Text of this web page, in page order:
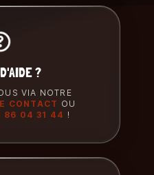
?
VIA NOTRE
CONTACT OU
86 04 31 44 !